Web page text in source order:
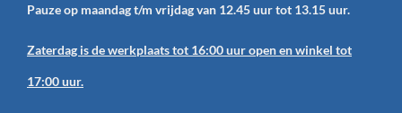
Pauze op maandag t/m vrijdag van 12.45 uur tot 13.15 uur.
Zaterdag is de werkplaats tot 16:00 uur open en winkel tot
17:00 uur.